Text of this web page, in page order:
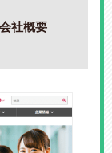
社概要